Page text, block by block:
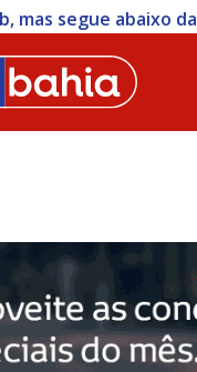
da Bahia começam